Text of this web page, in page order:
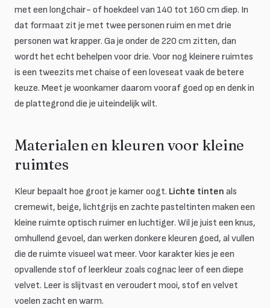
met een longchair- of hoekdeel van 140 tot 160 cm diep. In
dat formaat zit je met twee personen ruim en met drie
personen wat krapper. Ga je onder de 220 cm zitten, dan
wordt het echt behelpen voor drie. Voor nog kleinere ruimtes
is een tweezits met chaise of een loveseat vaak de betere
keuze. Meet je woonkamer daarom vooraf goed op en denk in
de plattegrond die je uiteindelijk wilt.
Materialen en kleuren voor kleine
ruimtes
Kleur bepaalt hoe groot je kamer oogt. Lichte tinten als
cremewit, beige, lichtgrijs en zachte pasteltinten maken een
kleine ruimte optisch ruimer en luchtiger. Wil je juist een knus,
omhullend gevoel, dan werken donkere kleuren goed, al vullen
die de ruimte visueel wat meer. Voor karakter kies je een
opvallende stof of leerkleur zoals cognac leer of een diepe
velvet. Leer is slijtvast en veroudert mooi, stof en velvet
voelen zacht en warm.